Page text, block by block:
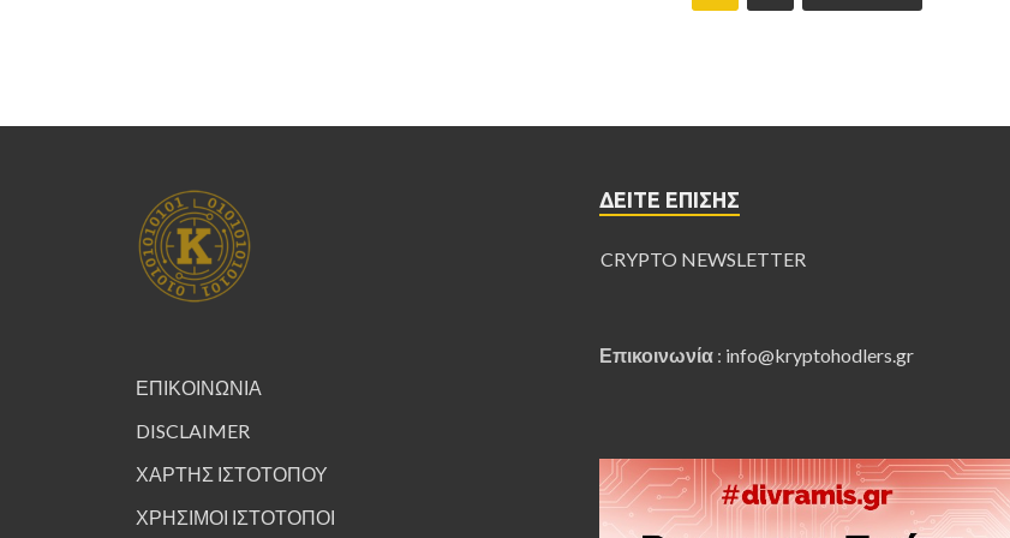
ΕΠΙΚΟΙΝΩΝΙΑ
DISCLAIMER
ΧΑΡΤΗΣ ΙΣΤΟΤΟΠΟΥ
ΧΡΗΣΙΜΟΙ ΙΣΤΟΤΟΠΟΙ
ΔΕΊΤΕ ΕΠΊΣΗΣ
CRYPTO NEWSLETTER
Επικοινωνία : info@kryptohodlers.gr